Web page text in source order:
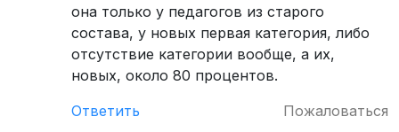
она только у педагогов из старого
состава, у новых первая категория, либо
отсутствие категории вообще, а их,
новых, около 80 процентов.
Ответить
Пожаловаться